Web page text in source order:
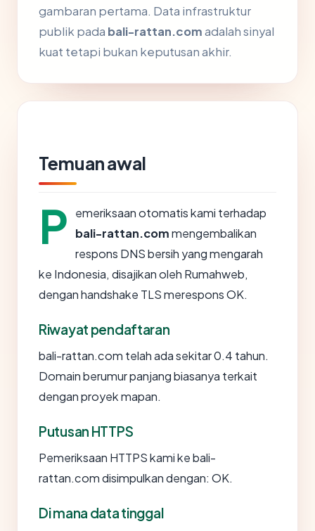
gambaran pertama. Data infrastruktur
publik pada bali-rattan.comadalah sinyal
kuat tetapi bukan keputusan akhir.
Temuan awal
P
emeriksaan otomatis kami terhadap
bali-rattan.commengembalikan
respons DNS bersih yang mengarah
ke Indonesia, disajikan oleh Rumahweb,
dengan handshake TLS merespons OK.
Riwayat pendaftaran
bali-rattan.com telah ada sekitar 0.4 tahun.
Domain berumur panjang biasanya terkait
dengan proyek mapan.
Putusan HTTPS
Pemeriksaan HTTPS kami ke bali-
rattan.com disimpulkan dengan: OK.
Di mana data tinggal